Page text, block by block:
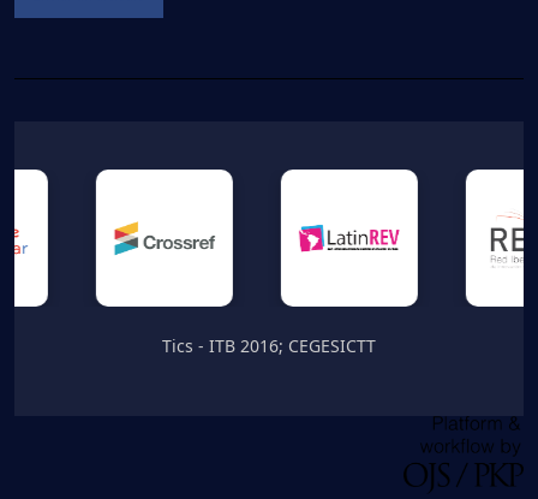
Tics - ITB 2016; CEGESICTT